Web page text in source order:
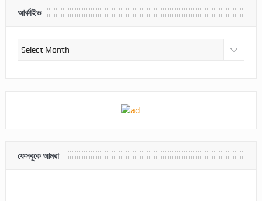
আর্কাইভ
আর্কাইভ
ফেসবুকে আমরা